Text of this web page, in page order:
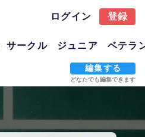
ログイン 登録
サークル ジュニア ベテラ
編集する
どなたでも編集できます